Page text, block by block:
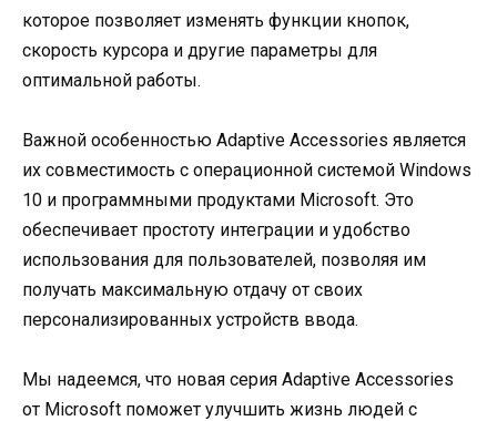
которое позволяет изменять функции кнопок,
скорость курсора и другие параметры для
оптимальной работы.
Важной особенностью Adaptive Accessories является
их совместимость с операционной системой Windows
10 и программными продуктами Microsoft. Это
обеспечивает простоту интеграции и удобство
использования для пользователей, позволяя им
получать максимальную отдачу от своих
персонализированных устройств ввода.
Мы надеемся, что новая серия Adaptive Accessories
от Microsoft поможет улучшить жизнь людей с